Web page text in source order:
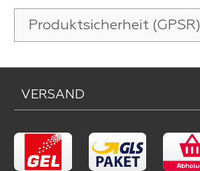
Produktsicherheit (GPSR)
VERSAND